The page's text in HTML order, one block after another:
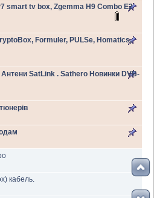
smart tv box, Zgemma H9 Сombo E2
Formuler, PULSe, Homatics,
SatLink . Sathero Новинки DVB-
кабель.